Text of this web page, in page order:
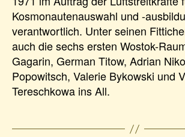
Kosmonautenauswahl und -
verantwortlich. Unter seinen
auch die sechs ersten Wostok-
Gagarin, German Titow, Adrian
Popowitsch, Valerie Bykowski und
Tereschkowa ins All.